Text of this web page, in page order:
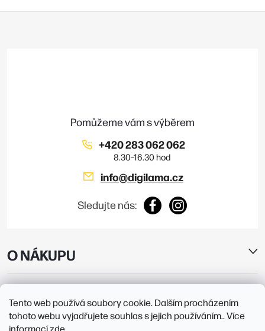
Tento web používá soubory cookie. Dalším procházením
tohoto webu vyjadřujete souhlas s jejich používáním.. Více
informacízde
O NÁKUPU
info@digilama.cz
+420 283 062 062
Sledujte nás: